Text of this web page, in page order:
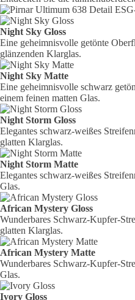
Night Sky Gloss
Eine geheimnisvolle getönte
glänzenden Klarglas.
Night Sky Matte
Eine geheimnisvolle schwarz
einem feinen matten Glas.
Night Storm Gloss
Elegantes schwarz-weißes
glatten Klarglas.
Night Storm Matte
Elegantes schwarz-weißes
Glas.
African Mystery Gloss
Wunderbares Schwarz-Kupfer-
glatten Klarglas.
African Mystery Matte
Wunderbares Schwarz-Kupfer-
Glas.
Ivory Gloss